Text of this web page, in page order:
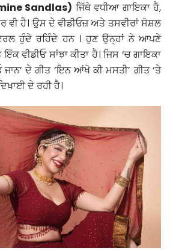
Sandlas) ਜਿੱਥੇ ਵਧੀਆ ਗਾਇਕਾ ਹੈ,
ਵੀ ਹੈ। ਉਸ ਦੇ ਵੀਡੀਓਜ਼ ਅਤੇ ਤਸਵੀਰਾਂ ਸੋਸ਼ਲ
ਹੁੰਦੇ ਰਹਿੰਦੇ ਹਨ । ਹੁਣ ਉਨ੍ਹਾਂ ਨੇ ਆਪਣੇ
ਵੀਡੀਓ ਸਾਂਝਾ ਕੀਤਾ ਹੈ। ਜਿਸ ‘ਚ ਗਾਇਕਾ
ਦੇ ਗੀਤ ‘ਇਨ ਆਂਖੋ ਕੀ ਮਸਤੀ’ ਗੀਤ ‘ਤੇ
ਦੇ ਰਹੀ ਹੈ।